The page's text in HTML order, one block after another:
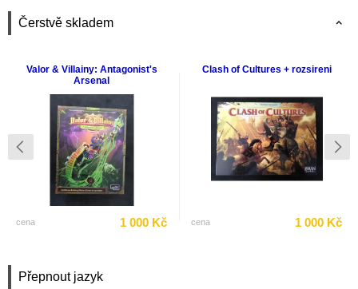
Přepnout jazyk
Čerstvě skladem
Valor & Villainy: Antagonist's
Arsenal
cena 1 000 Kč
Clash of Cultures + rozsireni
cena 1 000 Kč